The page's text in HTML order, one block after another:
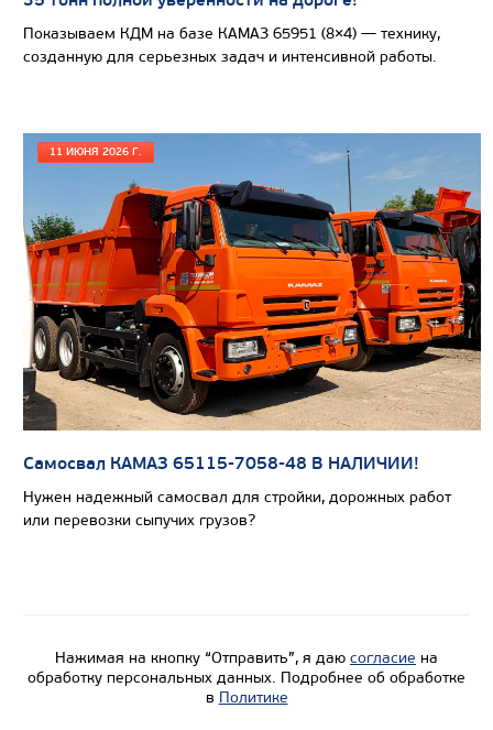
Цена по запросу
Производитель
Экологический класс
Грузоподъемность, кг
Вместимость кузова, м3
Направление разгрузки
Колесная формула
Узнать цену
Показываем КДМ на базе КАМАЗ 65951 (8×4) — технику,
созданную для серьезных задач и интенсивной работы.
11 ИЮНЯ 2026 Г.
Самосвал КАМАЗ 65115-7058-48 В НАЛИЧИИ!
Нужен надежный самосвал для стройки, дорожных работ
или перевозки сыпучих грузов?
Нажимая на кнопку “Отправить”, я даю согласие на
обработку персональных данных. Подробнее об обработке
в Политике